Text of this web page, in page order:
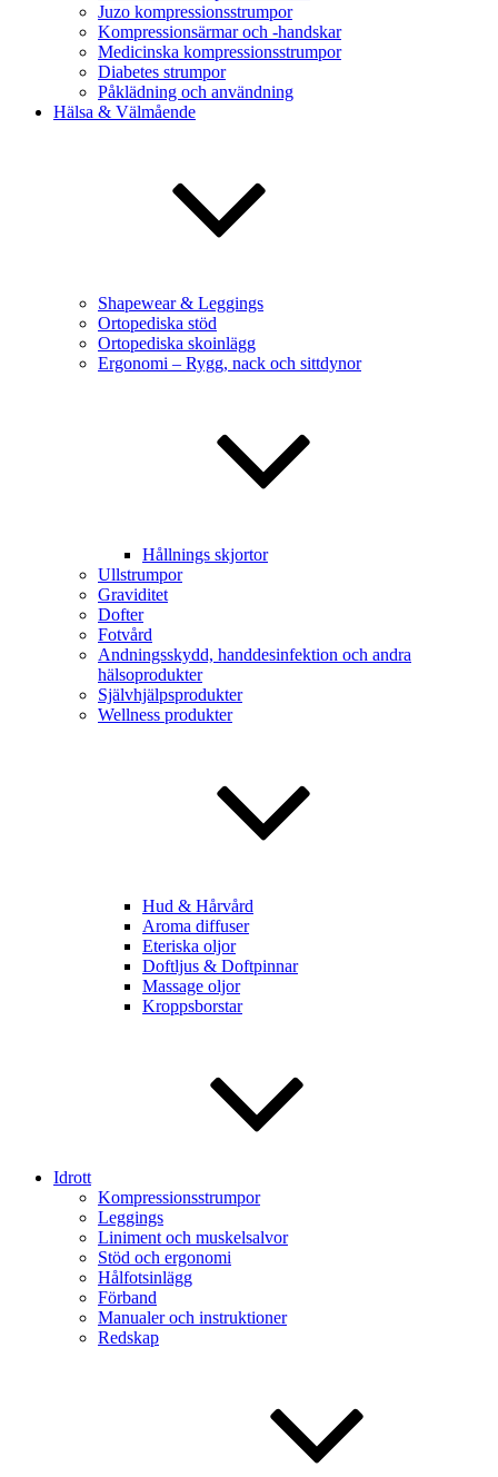
Juzo kompressionsstrumpor
Kompressionsärmar och -handskar
Medicinska kompressionsstrumpor
Diabetes strumpor
Påklädning och användning
Hälsa & Välmående
Shapewear & Leggings
Ortopediska stöd
Ortopediska skoinlägg
Ergonomi – Rygg, nack och sittdynor
Hållnings skjortor
Ullstrumpor
Graviditet
Dofter
Fotvård
Andningsskydd, handdesinfektion och andra
hälsoprodukter
Självhjälpsprodukter
Wellness produkter
Hud & Hårvård
Aroma diffuser
Eteriska oljor
Doftljus & Doftpinnar
Massage oljor
Kroppsborstar
Idrott
Kompressionsstrumpor
Leggings
Liniment och muskelsalvor
Stöd och ergonomi
Hålfotsinlägg
Förband
Manualer och instruktioner
Redskap